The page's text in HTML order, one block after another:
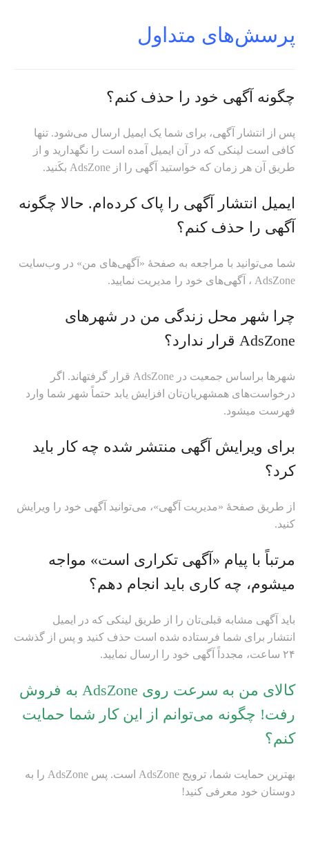
پرسش‌های متداول
چگونه آگهی خود را حذف کنم؟
پس از انتشار آگهی، برای شما یک ایمیل ارسال می‌شود. تنها
کافی است لینکی که در آن ایمیل آمده است را نگهدارید و از
طریق آن هر زمان که خواستید آگهی را از AdsZone بکَنید.
ایمیل انتشار آگهی را پاک کرده‌ام. حالا چگونه
آگهی را حذف کنم؟
شما می‌توانید با مراجعه به صفحهٔ «آگهی‌های من» در وب‌سایت
AdsZone ، آگهی‌های خود را مدیریت نمایید.
چرا شهر محل زندگی من در شهرهای
AdsZone قرار ندارد؟
شهر‎ها بر‎اساس جمعیت در AdsZone قرار گرفته‎اند. اگر
درخواست‌‎های همشهریان‌تان افزایش یابد حتماً شهر شما وارد
فهرست می‎شود.
برای ویرایش آگهی منتشر شده چه کار باید
کرد؟
از طریق صفحهٔ «مدیریت آگهی»، می‌توانید آگهی خود را ویرایش
کنید.
مرتباً با پیام «آگهی تکراری است» مواجه
می‎شوم، چه کاری باید انجام دهم؟
باید آگهی مشابه قبلی‌تان را از طریق لینکی که در ایمیل
انتشار برای شما فرستاده شده است حذف کنید و پس از گذشت
۲۴ ساعت، مجدداً آگهی خود را ارسال نمایید.
کالای من به سرعت روی AdsZone به فروش
رفت! چگونه می‌توانم از این کار شما حمایت
کنم؟
بهترین حمایت شما، ترویج AdsZone است. پس AdsZone را به
دوستان خود معرفی کنید!